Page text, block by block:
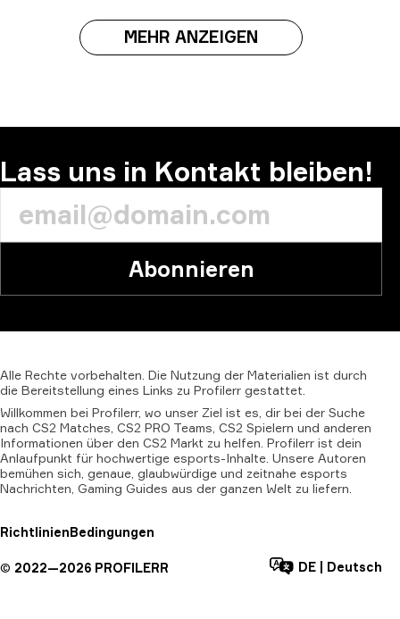
MEHR ANZEIGEN
Lass uns in Kontakt bleiben!
Abonnieren
Alle Rechte vorbehalten. Die Nutzung der Materialien ist durch
die Bereitstellung eines Links zu Profilerr gestattet.
Willkommen bei Profilerr, wo unser Ziel ist es, dir bei der Suche
nach CS2 Matches, CS2 PRO Teams, CS2 Spielern und anderen
Informationen über den CS2 Markt zu helfen. Profilerr ist dein
Anlaufpunkt für hochwertige esports-Inhalte. Unsere Autoren
bemühen sich, genaue, glaubwürdige und zeitnahe esports
Nachrichten, Gaming Guides aus der ganzen Welt zu liefern.
RichtlinienBedingungen
© 2022—2026 PROFILERR DE Deutsch